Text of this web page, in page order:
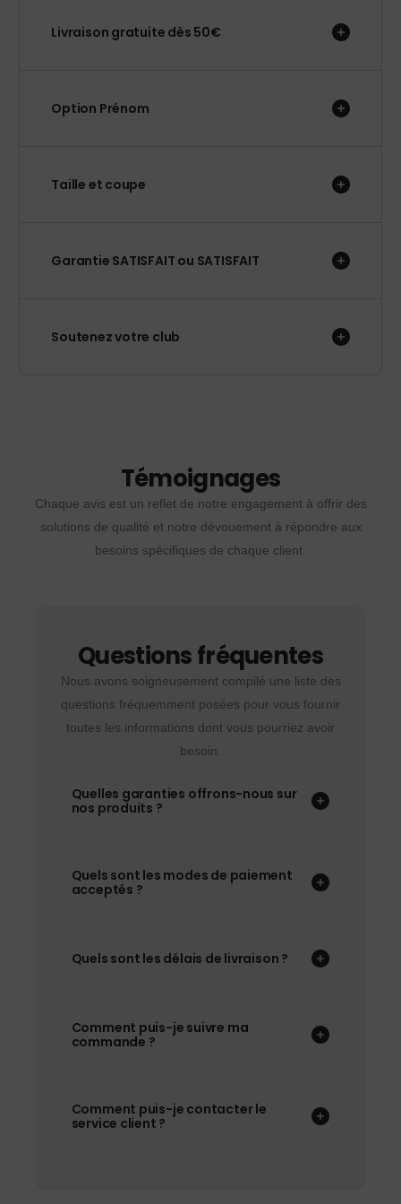
Livraison gratuite dès 50€
Option Prénom
Taille et coupe
Garantie SATISFAIT ou SATISFAIT
Soutenez votre club
Témoignages
Chaque avis est un reflet de notre engagement à offrir des
solutions de qualité et notre dévouement à répondre aux
besoins spécifiques de chaque client.
Questions fréquentes
Nous avons soigneusement compilé une liste des
questions fréquemment posées pour vous fournir
toutes les informations dont vous pourriez avoir
besoin.
Quelles garanties offrons-nous sur
nos produits ?
Quels sont les modes de paiement
acceptés ?
Quels sont les délais de livraison ?
Comment puis-je suivre ma
commande ?
Comment puis-je contacter le
service client ?